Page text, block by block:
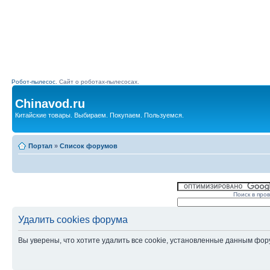
Робот-пылесос. Сайт о роботах-пылесосах.
Chinavod.ru
Китайские товары. Выбираем. Покупаем. Пользуемся.
Портал » Список форумов
Поиск в
Удалить cookies форума
Вы уверены, что хотите удалить все cookie, установленные данным